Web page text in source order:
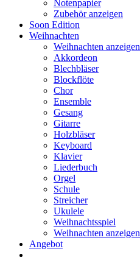
Notenpapier
Zubehör anzeigen
Soon Edition
Weihnachten
Weihnachten anzeigen
Akkordeon
Blechbläser
Blockflöte
Chor
Ensemble
Gesang
Gitarre
Holzbläser
Keyboard
Klavier
Liederbuch
Orgel
Schule
Streicher
Ukulele
Weihnachtsspiel
Weihnachten anzeigen
Angebot